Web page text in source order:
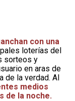
con una
loterías del
sorteos y
en aras de
de la verdad. Al
medios
de la noche.